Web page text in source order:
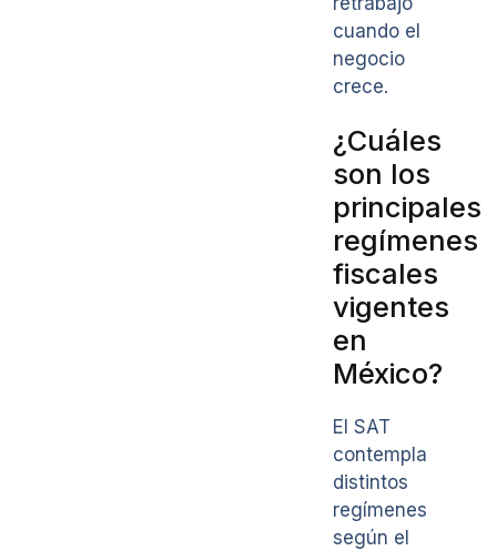
cuando el
negocio
crece.
¿Cuáles
son los
principales
regímenes
fiscales
vigentes
en
México?
El SAT
contempla
distintos
regímenes
según el